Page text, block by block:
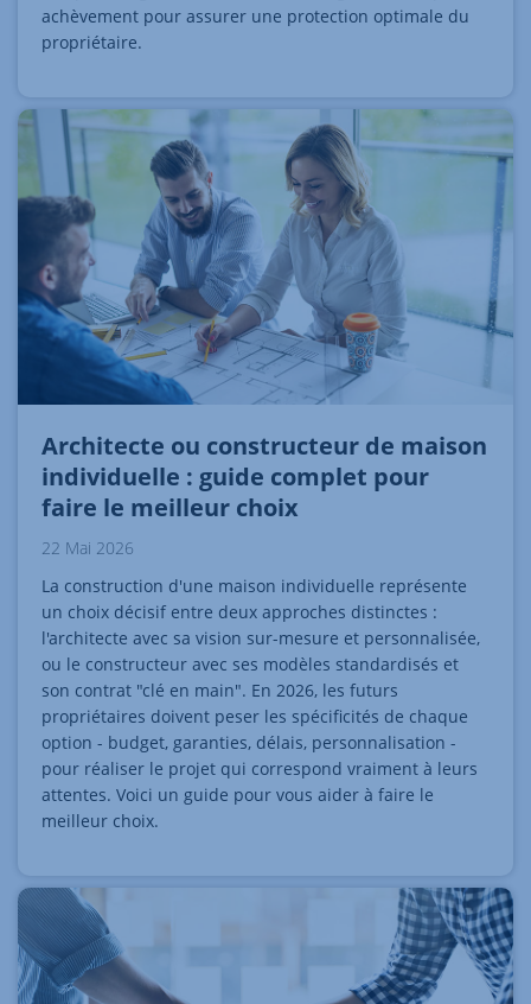
achèvement pour assurer une protection optimale du
propriétaire.
Architecte ou constructeur de maison
individuelle : guide complet pour
faire le meilleur choix
22 Mai 2026
La construction d'une maison individuelle représente
un choix décisif entre deux approches distinctes :
l'architecte avec sa vision sur-mesure et personnalisée,
ou le constructeur avec ses modèles standardisés et
son contrat "clé en main". En 2026, les futurs
propriétaires doivent peser les spécificités de chaque
option - budget, garanties, délais, personnalisation -
pour réaliser le projet qui correspond vraiment à leurs
attentes. Voici un guide pour vous aider à faire le
meilleur choix.